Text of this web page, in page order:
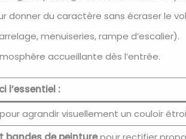
donner du caractère sans écraser le
menuiseries, rampe d’escalier).
accueillante dès l’entrée.
l’essentiel :
agrandir visuellement un couloir